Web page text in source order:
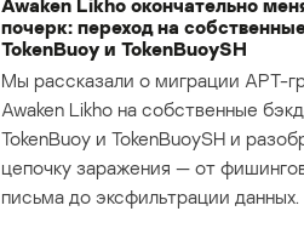
почерк: переход на
TokenBuoy и TokenBuoySH
Мы рассказали о миграции APT-
Awaken Likho на собственные
TokenBuoy и TokenBuoySH и
цепочку заражения — от
письма до эксфильтрации данных.